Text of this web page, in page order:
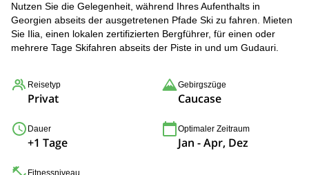
Nutzen Sie die Gelegenheit, während Ihres Aufenthalts in
Georgien abseits der ausgetretenen Pfade Ski zu fahren. Mieten
Sie Ilia, einen lokalen zertifizierten Bergführer, für einen oder
mehrere Tage Skifahren abseits der Piste in und um Gudauri.
Reisetyp
Privat
Gebirgszüge
Caucase
Dauer
+1 Tage
Optimaler Zeitraum
Jan - Apr, Dez
Fitnessniveau